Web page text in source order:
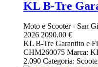
KL B-Tre
Moto e Scooter- San
2026 2090.00 €
KL B-Tre Garantito e
CHM260075 Marca:
2.090 Categoria: